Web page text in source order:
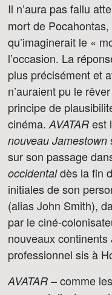
Il n’aura pas fallu
mort de
qu’imaginerait le «
l’occasion. La
plus précisément et
n’auraient pu le
principe de
cinéma. AVATAR est
nouveau Jamestown
sur son passage
occidentaldès la fin
initiales de son
(alias John Smith),
par le ciné-
nouveaux
professionnel sis à
AVATAR – comme